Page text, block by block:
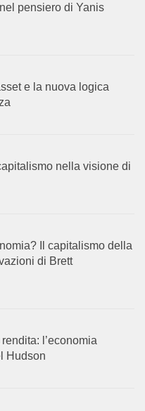
pensiero di Yanis
e la nuova logica
nella visione di
Il capitalismo della
di Brett
l’economia
Hudson